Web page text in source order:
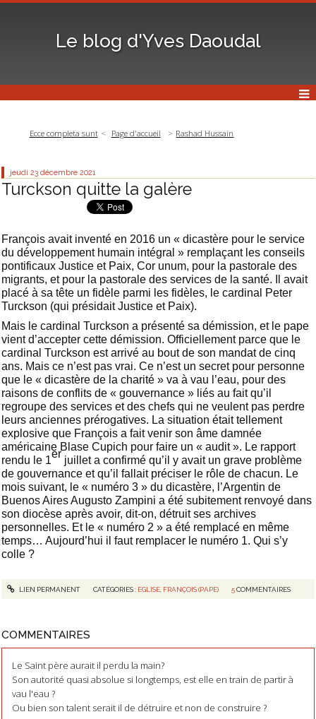
Le blog d'Yves Daoudal
Ecce completa sunt Page d'accueil Rashad Hussain
jeudi 23 décembre 2021
Turckson quitte la galère
François avait inventé en 2016 un « dicastère pour le service
du développement humain intégral » remplaçant les conseils
pontificaux Justice et Paix, Cor unum, pour la pastorale des
migrants, et pour la pastorale des services de la santé. Il avait
placé à sa tête un fidèle parmi les fidèles, le cardinal Peter
Turckson (qui présidait Justice et Paix).
Mais le cardinal Turckson a présenté sa démission, et le pape
vient d’accepter cette démission. Officiellement parce que le
cardinal Turckson est arrivé au bout de son mandat de cinq
ans. Mais ce n’est pas vrai. Ce n’est un secret pour personne
que le « dicastère de la charité » va à vau l’eau, pour des
raisons de conflits de « gouvernance » liés au fait qu’il
regroupe des services et des chefs qui ne veulent pas perdre
leurs anciennes prérogatives. La situation était tellement
explosive que François a fait venir son âme damnée
américaine Blase Cupich pour faire un « audit ». Le rapport
rendu le 1er juillet a confirmé qu’il y avait un grave problème
de gouvernance et qu’il fallait préciser le rôle de chacun. Le
mois suivant, le « numéro 3 » du dicastère, l’Argentin de
Buenos Aires Augusto Zampini a été subitement renvoyé dans
son diocèse après avoir, dit-on, détruit ses archives
personnelles. Et le « numéro 2 » a été remplacé en même
temps… Aujourd’hui il faut remplacer le numéro 1. Qui s’y
colle ?
LIEN PERMANENT CATÉGORIES : EGLISE, FRANÇOIS (PAPE) 5COMMENTAIRES
COMMENTAIRES
Le Saint père aurait il perdu la main?
Son autorité quasi absolue si longtemps, est elle en train de partir à
vau l'eau ?
Ou bien son talent serait il de détruire et non de construire ?